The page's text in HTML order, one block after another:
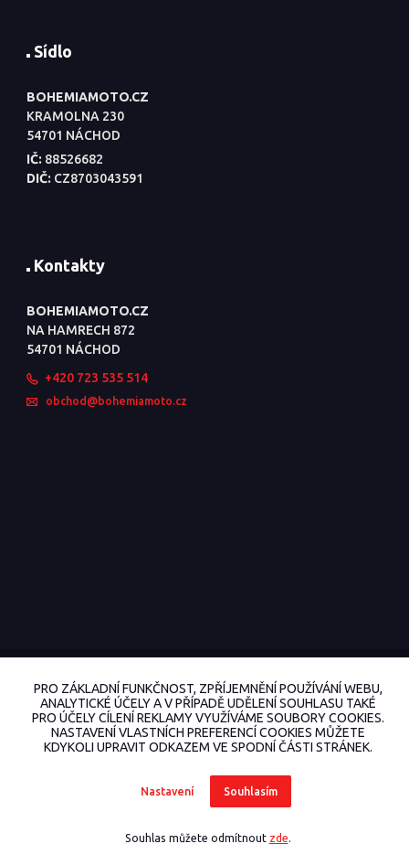
Sídlo
BOHEMIAMOTO.CZ
KRAMOLNA 230
54701 NÁCHOD
IČ: 88526682
DIČ: CZ8703043591
Kontakty
BOHEMIAMOTO.CZ
NA HAMRECH 872
54701 NÁCHOD
+420 723 535 514
obchod@bohemiamoto.cz
Vytvořeno na
Eshop-rychle.cz
PRO ZÁKLADNÍ FUNKČNOST, ZPŘÍJEMNĚNÍ POUŽÍVÁNÍ WEBU,
ANALYTICKÉ ÚČELY A V PŘÍPADĚ UDĚLENÍ SOUHLASU TAKÉ
PRO ÚČELY CÍLENÍ REKLAMY VYUŽÍVÁME SOUBORY COOKIES.
NASTAVENÍ VLASTNÍCH PREFERENCÍ COOKIES MŮŽETE
KDYKOLI UPRAVIT ODKAZEM VE SPODNÍ ČÁSTI STRÁNEK.
Nastavení Souhlasím
Souhlas můžete odmítnout zde.